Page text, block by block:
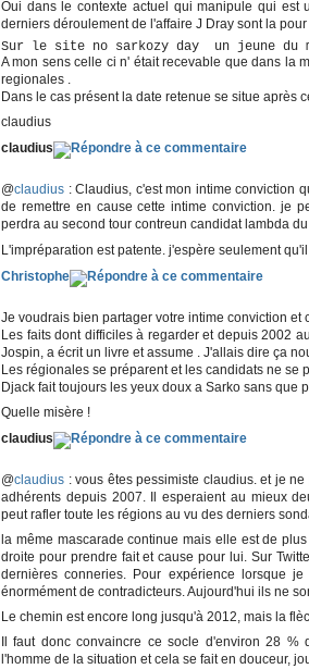
Oui dans le contexte actuel qui manipule qui est
derniers déroulement de l'affaire J Dray sont la
Sur le site no sarkozy day  un jeune du
A mon sens celle ci n' était recevable que dans la
regionales .
Dans le cas présent la date retenue se situe après
claudius
claudius
@claudius : Claudius, c'est mon intime conviction
de remettre en cause cette intime conviction. je
perdra au second tour contreun candidat lambda
L'impréparation est patente. j'espère seulement
Christophe
Je voudrais bien partager votre intime conviction et
Les faits dont difficiles à regarder et depuis 2002
Jospin, a écrit un livre et assume . J'allais dire ça
Les régionales se préparent et les candidats ne se
Djack fait toujours les yeux doux a Sarko sans que
Quelle misère !
claudius
@claudius : vous êtes pessimiste claudius. et je
adhérents depuis 2007. Il esperaient au mieux
peut rafler toute les régions au vu des derniers
la même mascarade continue mais elle est de
droite pour prendre fait et cause pour lui. Sur
dernières conneries. Pour expérience lorsque
énormément de contradicteurs. Aujourd'hui ils ne
Le chemin est encore long jusqu'à 2012, mais la
Il faut donc convaincre ce socle d'environ 28
l'homme de la situation et cela se fait en douceur,